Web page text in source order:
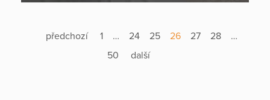
předchozí 1 … 24 25 26 27 28
…
50
další